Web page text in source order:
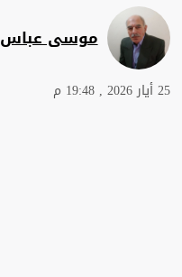
موسى عباس
25 أيار 2026 , 19:48 م